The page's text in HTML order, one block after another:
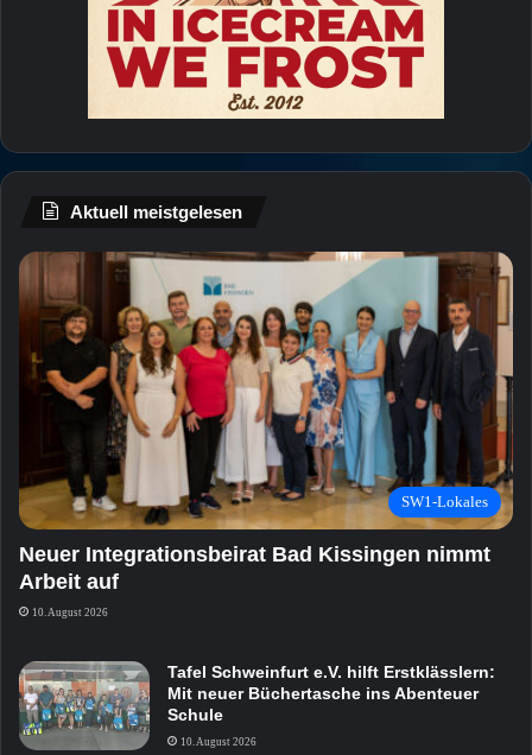
Aktuell meistgelesen
SW1-Lokales
Neuer Integrationsbeirat Bad Kissingen nimmt
Arbeit auf
10. August 2026
Tafel Schweinfurt e.V. hilft Erstklässlern:
Mit neuer Büchertasche ins Abenteuer
Schule
10. August 2026